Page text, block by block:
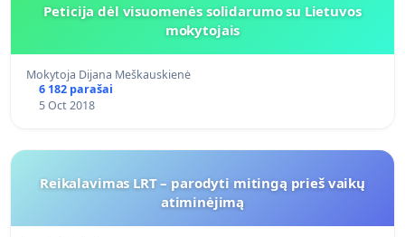
Peticija dėl visuomenės solidarumo su Lietuvos
mokytojais
Mokytoja Dijana Meškauskienė
6 182 parašai
5 Oct 2018
Reikalavimas LRT – parodyti mitingą prieš vaikų
atiminėjimą